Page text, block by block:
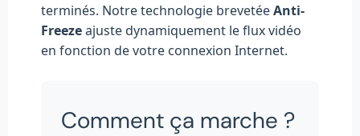
terminés. Notre technologie brevetéeAnti-
Freezeajuste dynamiquement le flux vidéo
en fonction de votre connexion Internet.
Comment ça marche ?